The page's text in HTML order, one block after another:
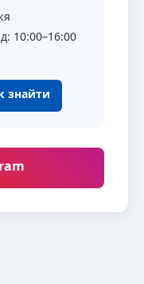
10:00–16:00
знайти